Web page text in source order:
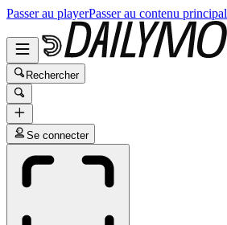
Passer au playerPasser au contenu principal
Rechercher
Se connecter